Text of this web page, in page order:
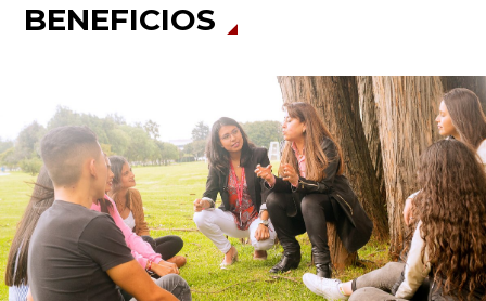
BENEFICIOS